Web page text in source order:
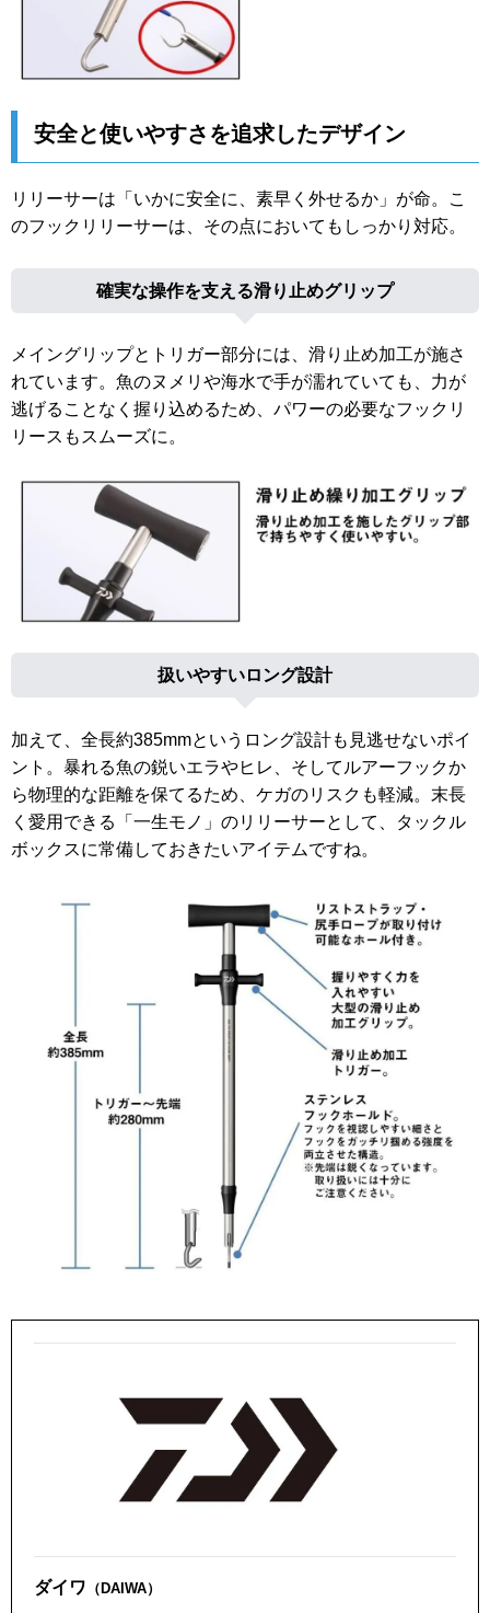
安全と使いやすさを追求したデザイン
リリーサーは「いかに安全に、素早く外せるか」が命。こ
のフックリリーサーは、その点においてもしっかり対応。
確実な操作を支える滑り止めグリップ
メイングリップとトリガー部分には、滑り止め加工が施さ
れています。魚のヌメリや海水で手が濡れていても、力が
逃げることなく握り込めるため、パワーの必要なフックリ
リースもスムーズに。
扱いやすいロング設計
加えて、全長約385mmというロング設計も見逃せないポイ
ント。暴れる魚の鋭いエラやヒレ、そしてルアーフックか
ら物理的な距離を保てるため、ケガのリスクも軽減。末長
く愛用できる「一生モノ」のリリーサーとして、タックル
ボックスに常備しておきたいアイテムですね。
ダイワ （DAIWA）